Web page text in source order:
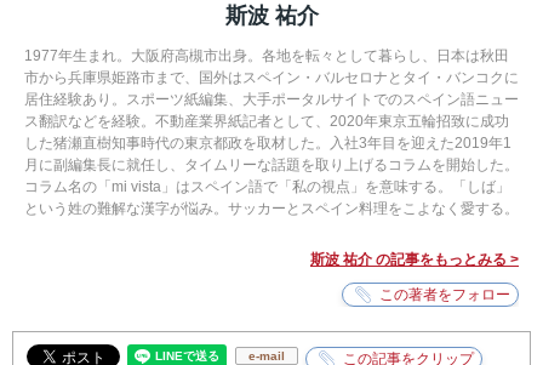
斯波 祐介
1977年生まれ。大阪府高槻市出身。各地を転々として暮らし、日本は秋田
市から兵庫県姫路市まで、国外はスペイン・バルセロナとタイ・バンコクに
居住経験あり。スポーツ紙編集、大手ポータルサイトでのスペイン語ニュー
ス翻訳などを経験。不動産業界紙記者として、2020年東京五輪招致に成功
した猪瀬直樹知事時代の東京都政を取材した。入社3年目を迎えた2019年1
月に副編集長に就任し、タイムリーな話題を取り上げるコラムを開始した。
コラム名の「mi vista」はスペイン語で「私の視点」を意味する。「しば」
という姓の難解な漢字が悩み。サッカーとスペイン料理をこよなく愛する。
斯波 祐介 の記事をもっとみる >
e-mail